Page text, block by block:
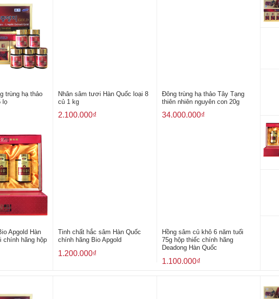
trùng hạ thảo
lọ
Nhân sâm tươi Hàn Quốc loại 8
củ 1 kg
2.100.000₫
Đông trùng hạ thảo Tây Tạng
thiên nhiên nguyên con 20g
34.000.000₫
Apgold Hàn
chính hãng hộp
Tinh chất hắc sâm Hàn Quốc
chính hãng Bio Apgold
1.200.000₫
Hồng sâm củ khô 6 năm tuổi
75g hộp thiếc chính hãng
Deadong Hàn Quốc
1.100.000₫